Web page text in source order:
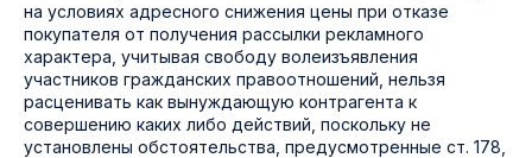
на условиях адресного снижения цены при отказе
покупателя от получения рассылки рекламного
характера, учитывая свободу волеизъявления
участников гражданских правоотношений, нельзя
расценивать как вынуждающую контрагента к
совершению каких либо действий, поскольку не
установлены обстоятельства, предусмотренные ст. 178,